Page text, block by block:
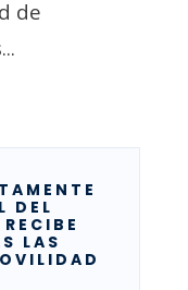
de
...
DEL
LAS